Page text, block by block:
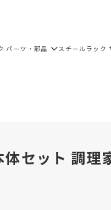
パーツ・部品 スチールラック
セット 調理